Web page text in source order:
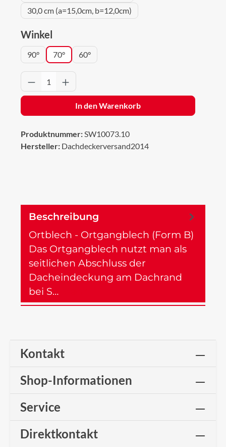
30,0 cm (a=15,0cm, b=12,0cm)
Winkel
90° 70° 60°
Produkt Anzahl: Gib den gewünschten
In den Warenkorb
Produktnummer:SW10073.10
Hersteller: Dachdeckerversand2014
Beschreibung
Ortblech - Ortgangblech (Form B)
Das Ortgangblech nutzt man als
seitlichen Abschluss der
Dacheindeckung am Dachrand
bei S…
Kontakt
Shop-Informationen
Service
Direktkontakt